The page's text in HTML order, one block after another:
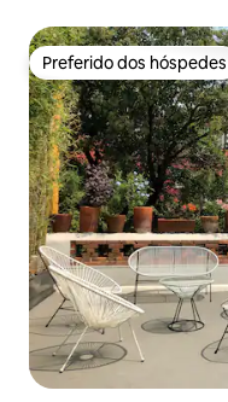
Preferido dos hóspedes
Preferido dos hóspedes